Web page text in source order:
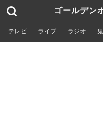
ゴールデン
テレビ ライブ ラジオ